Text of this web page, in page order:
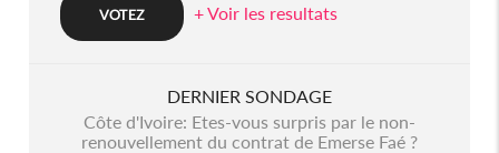
+ Voir les resultats
DERNIER SONDAGE
Côte d'Ivoire: Etes-vous surpris par le non-
renouvellement du contrat de Emerse Faé ?